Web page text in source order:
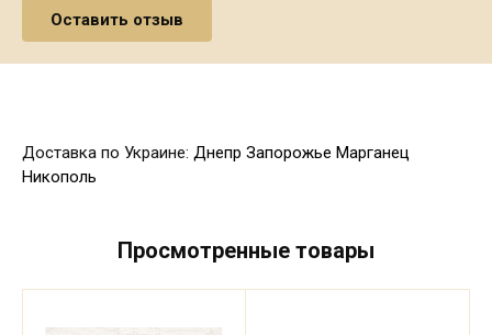
Доставка по Украине: Днепр Запорожье Марганец
Никополь
Просмотренные товары